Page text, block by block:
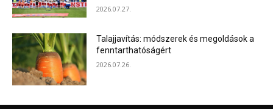
2026.07.27.
Talajjavítás: módszerek és megoldások a
fenntarthatóságért
2026.07.26.